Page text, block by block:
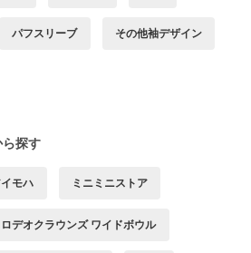
パフスリーブ その他袖デザイン
探す
モハ ミニミニストア
ロデオクラウンズ ワイドボウル